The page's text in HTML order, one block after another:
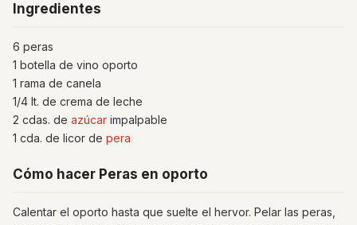
Ingredientes
6 peras
1 botella de vino oporto
1 rama de canela
1/4 lt. de crema de leche
2 cdas. de azúcar impalpable
1 cda. de licor de pera
Cómo hacer Peras en oporto
Calentar el oporto hasta que suelte el hervor. Pelar las peras,